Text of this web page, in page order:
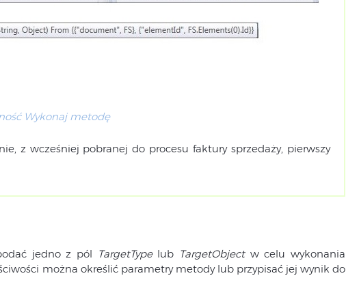
Wykonaj metodę
z wcześniej pobranej do procesu faktury sprzedaży, pierwszy
jedno z pól TargetType lub TargetObject w celu wykonania
można określić parametry metody lub przypisać jej wynik do